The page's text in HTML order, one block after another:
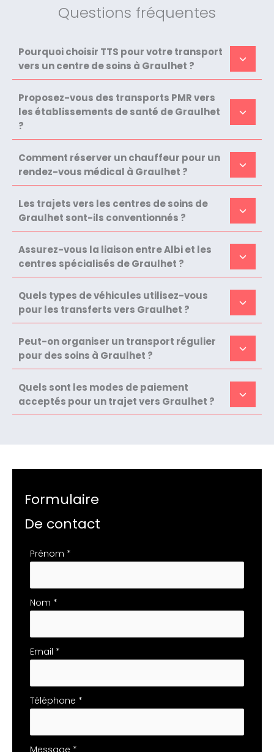
Questions fréquentes
Pourquoi choisir TTS pour votre transport
vers un centre de soins à Graulhet ?
Proposez-vous des transports PMR vers
les établissements de santé de Graulhet
?
Comment réserver un chauffeur pour un
rendez-vous médical à Graulhet ?
Les trajets vers les centres de soins de
Graulhet sont-ils conventionnés ?
Assurez-vous la liaison entre Albi et les
centres spécialisés de Graulhet ?
Quels types de véhicules utilisez-vous
pour les transferts vers Graulhet ?
Peut-on organiser un transport régulier
pour des soins à Graulhet ?
Quels sont les modes de paiement
acceptés pour un trajet vers Graulhet ?
Formulaire
De contact
Formulaire
avec
téléphone
Prénom *
Nom *
Email *
Téléphone *